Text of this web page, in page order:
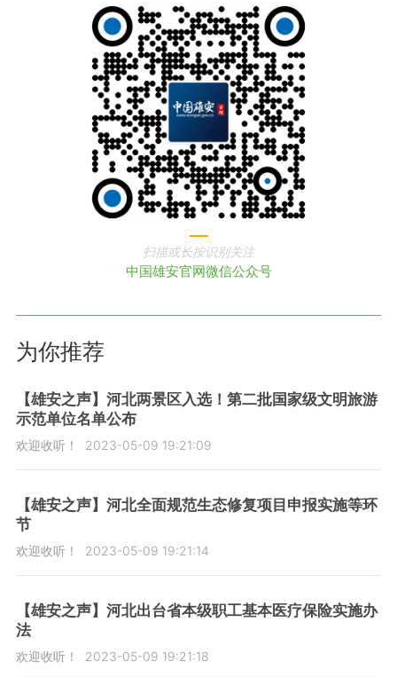
扫描或长按识别关注
中国雄安官网微信公众号
为你推荐
【雄安之声】河北两景区入选！第二批国家级文明旅游
示范单位名单公布
欢迎收听！ 2023-05-09 19:21:09
【雄安之声】河北全面规范生态修复项目申报实施等环
节
欢迎收听！ 2023-05-09 19:21:14
【雄安之声】河北出台省本级职工基本医疗保险实施办
法
欢迎收听！ 2023-05-09 19:21:18